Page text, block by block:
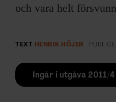
och vara helt
TEXT HENRIK HÖJER
Ingår i utgåva 2011/4